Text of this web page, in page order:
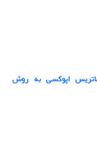
اپوکسی به روش